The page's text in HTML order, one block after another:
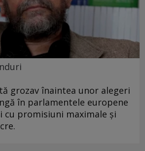
grozav înaintea unor alegeri
în parlamentele europene
cu promisiuni maximale și